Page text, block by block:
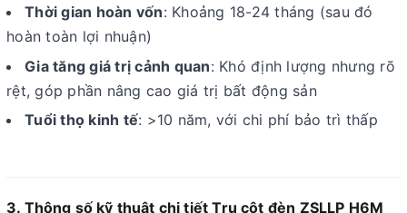
Thời gian hoàn vốn: Khoảng 18-24 tháng (sau đó
hoàn toàn lợi nhuận)
Gia tăng giá trị cảnh quan: Khó định lượng nhưng rõ
rệt, góp phần nâng cao giá trị bất động sản
Tuổi thọ kinh tế: >10 năm, với chi phí bảo trì thấp
3. Thông số kỹ thuật chi tiết Trụ cột đèn ZSLLP H6M